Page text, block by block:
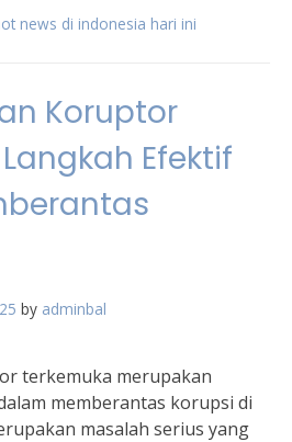
news di indonesia hari ini
Koruptor
Efektif
by adminbal
terkemuka merupakan
memberantas korupsi di
masalah serius yang